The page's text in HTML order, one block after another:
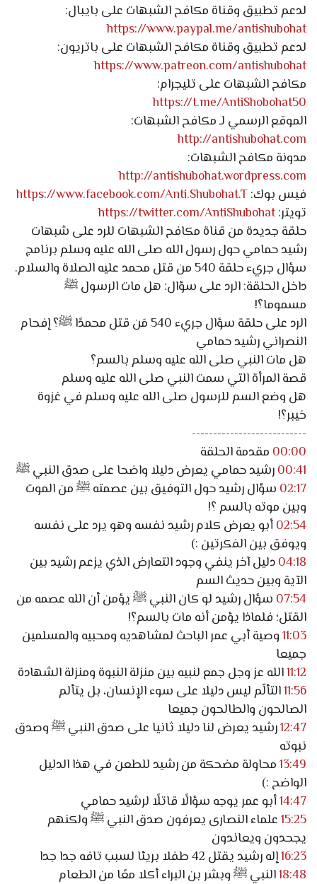
لدعم تطبيق وقناة مكافح الشبهات على بايبال:
https://www.paypal.me/antishubohat
لدعم تطبيق وقناة مكافح الشبهات على باتريون:
https://www.patreon.com/antishubohat
مكافح الشبهات على تليجرام:
https://t.me/AntiShobohat50
الموقع الرسمي لـ مكافح الشبهات:
http://antishubohat.com
مدونة مكافح الشبهات:
http://antishubohat.wordpress.com
فيس بوك:https://www.facebook.com/Anti.Shubohat.T
تويتر:https://twitter.com/AntiShubohat
حلقة جديدة من قناة مكافح الشبهات للرد على شبهات
رشيد حمامي حول رسول الله صلى الله عليه وسلم برنامج
سؤال جريء حلقة 540 من قتل محمد عليه الصلاة والسلام.
داخل الحلقة: الرد على سؤال: هل مات الرسول ﷺ
مسموما؟!
الرد على حلقة سؤال جريء 540 مَن قتل محمدًا ﷺ؟ إفحام
النصراني رشيد حمامي
هل مات النبي صلى الله عليه وسلم بالسم؟
قصة المرأة التي سمت النبي صلى الله عليه وسلم
هل وضع السم للرسول صلى الله عليه وسلم في غزوة
خيبر؟!
---------------------------
00:00 مقدمة الحلقة
00:41رشيد حمامي يعرض دليلا واضحا على صدق النبي ﷺ
02:17 سؤال رشيد حول التوفيق بين عصمته ﷺ من الموت
وبين موته بالسم ؟!
02:54أبو يعرض كلام رشيد نفسه وهو يرد على نفسه
ويوفق بين الفكرتين :)
04:18دليل آخر ينفي وجود التعارض الذي يزعم رشيد بين
الآية وبين حديث السم
07:54 سؤال رشيد لو كان النبي ﷺ يؤمن أن الله عصمه من
القتل؛ فلماذا يؤمن أنه مات بالسم؟!
11:03وصية أبي عمر الباحث لمشاهديه ومحبيه والمسلمين
جميعا
11:12الله عز وجل جمع لنبيه بين منزلة النبوة ومنزلة الشهادة
11:56التألّم ليس دليلا على سوء الإنسان، بل يتألم
الصالحون والطالحون جميعا
12:47رشيد يعرض لنا دليلا ثانيا على صدق النبي ﷺ وصدق
نبوته
13:49محاولة مضحكة من رشيد للطعن في هذا الدليل
الواضح :)
14:47أبو عمر يوجه سؤالًا قاتلًا لرشيد حمامي
15:25علماء النصارى يعرفون صدق النبي ﷺ ولكنهم
يجحدون ويعاندون
16:23إله رشيد يقتل 42 طفلا بريئا لسبب تافه جدا جدا
18:48النبي ﷺ وبشر بن البراء أكلا معًا من الطعام